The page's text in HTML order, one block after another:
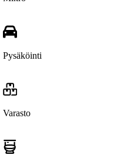
Pysäköinti
Varasto